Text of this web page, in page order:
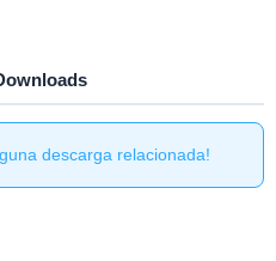
descarga relacionada!